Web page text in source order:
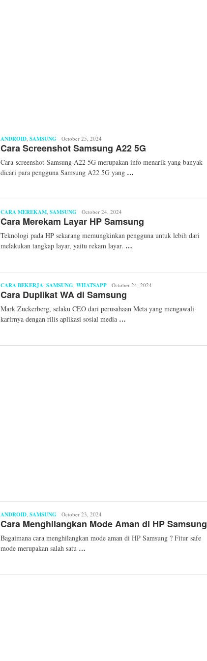
ANDROID, SAMSUNG Mita
Mellinda
October 25, 2024
Cara Screenshot Samsung A22 5G
Cara screenshot Samsung A22 5G merupakan info menarik yang banyak
dicari para pengguna Samsung A22 5G yang …
CARA MEREKAM, SAMSUNG Laila
Nur
Faizah
October 24, 2024
Cara Merekam Layar HP Samsung
Teknologi pada HP sekarang memungkinkan pengguna untuk lebih dari
melakukan tangkap layar, yaitu rekam layar. …
CARA BEKERJA, SAMSUNG, WHATSAPP Ryzka
Damayanti
October 24, 2024
Cara Duplikat WA di Samsung
Mark Zuckerberg, selaku CEO dari perusahaan Meta yang mengawali
karirnya dengan rilis aplikasi sosial media …
ANDROID, SAMSUNG Qurrotul
A'yuni
October 23, 2024
Cara Menghilangkan Mode Aman di HP Samsung
Bagaimana cara menghilangkan mode aman di HP Samsung ? Fitur safe
mode merupakan salah satu …